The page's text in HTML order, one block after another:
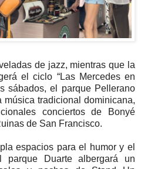
de jazz, mientras que la
el ciclo “Las Mercedes en
sábados, el parque Pellerano
tradicional dominicana,
conciertos de Bonyé
de San Francisco.
espacios para el humor y el
parque Duarte albergará un